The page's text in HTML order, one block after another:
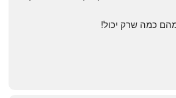
כמה שרק יכול!